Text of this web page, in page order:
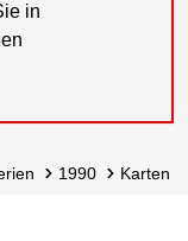
in
1990 Karten